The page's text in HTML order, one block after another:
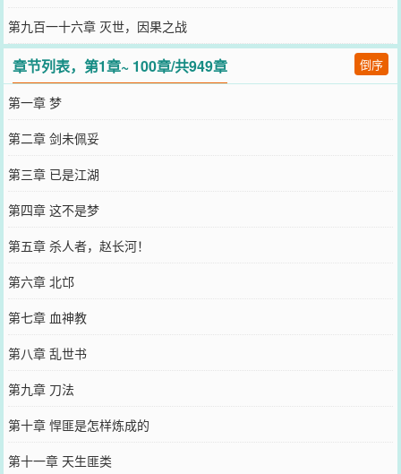
第九百一十六章 灭世，因果之战
章节列表，第1章~ 100章/共949章 倒序
第一章 梦
第二章 剑未佩妥
第三章 已是江湖
第四章 这不是梦
第五章 杀人者，赵长河！
第六章 北邙
第七章 血神教
第八章 乱世书
第九章 刀法
第十章 悍匪是怎样炼成的
第十一章 天生匪类